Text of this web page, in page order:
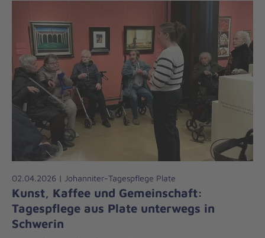
02.04.2026 | Johanniter-Tagespflege Plate
Kunst, Kaffee und Gemeinschaft:
Tagespflege aus Plate unterwegs in
Schwerin